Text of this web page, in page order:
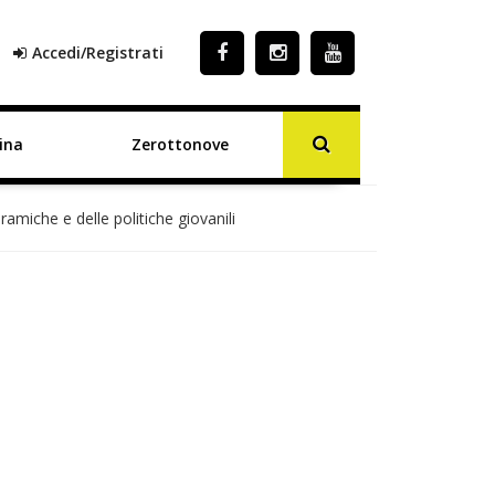
Accedi/Registrati
Zerottonove
e delle politiche giovanili